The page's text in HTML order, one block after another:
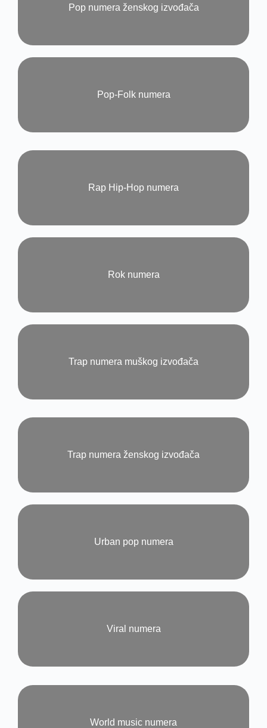
Pop numera ženskog izvođača​
Pop-Folk numera​
Rap Hip-Hop numera​
Rok numera​
Trap numera muškog izvođača​
Trap numera ženskog izvođača​
Urban pop numera​
Viral numera​
World music numera​